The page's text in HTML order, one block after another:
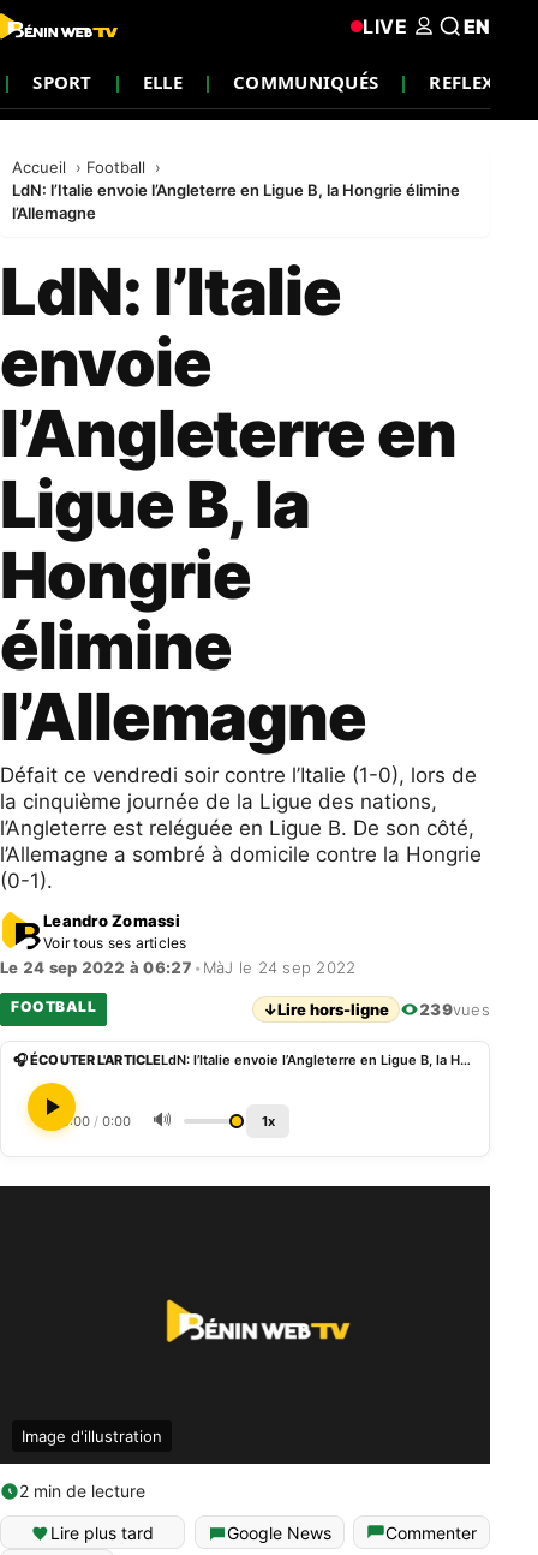
SPORT ELLE COMMUNIQUÉS REFLEXION
LIVE EN
Accueil
Football
LdN: l’Italie envoie l’Angleterre en Ligue B, la Hongrie élimine
l’Allemagne
LdN: l’Italie
envoie
l’Angleterre en
Ligue B, la
Hongrie
élimine
l’Allemagne
Défait ce vendredi soir contre l’Italie (1-0), lors de
la cinquième journée de la Ligue des nations,
l’Angleterre est reléguée en Ligue B. De son côté,
l’Allemagne a sombré à domicile contre la Hongrie
(0-1).
Leandro Zomassi
Voir tous ses articles
Le 24 sep 2022 à 06:27 • MàJ le 24 sep 2022
FOOTBALL ↓Lire hors-ligne 239vues
🎧 ÉCOUTER L'ARTICLE LdN: l’Italie envoie l’Angleterre en Ligue B, la Hongrie élimine l’Allemagne
0:00 / 0:00 🔊 1x
Image d'illustration
2 min de lecture
Lire plus tard Google News
Commenter